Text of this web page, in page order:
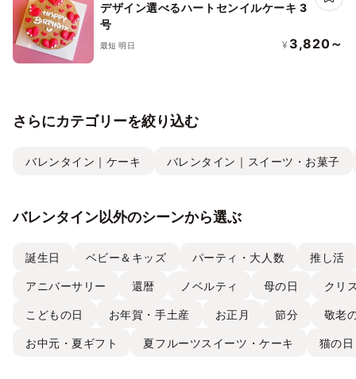
デザイン選べるハートセンイルケーキ 3
号
最短 明日 ¥ 3,820～
さらにカテゴリーを絞り込む
バレンタイン｜ケーキ バレンタイン｜スイーツ・お菓子
バレンタイン以外のシーンから選ぶ
誕生日 ベビー＆キッズ パーティ・大人数 推し活
アニバーサリー 還暦 ノベルティ 母の日 クリ
こどもの日 お年賀・手土産 お正月 節分 敬老
お中元・夏ギフト 夏フルーツスイーツ・ケーキ 猫の日